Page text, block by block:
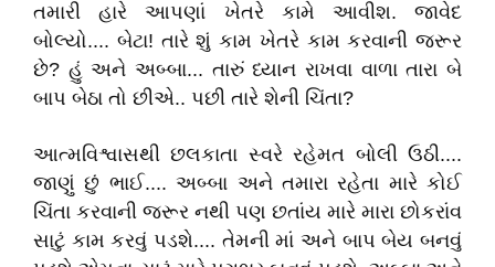
તમારી હારે આપણાં ખેતરે કામે આવીશ. જાવેદ
બોલ્યો.... બેટા! તારે શું કામ ખેતરે કામ કરવાની જરૂર
છે? હું અને અબ્બા... તારું ધ્યાન રાખવા વાળા તારા બે
બાપ બેઠા તો છીએ.. પછી તારે શેની ચિંતા?
આત્મવિશ્વાસથી છલકાતા સ્વરે રહેમત બોલી ઉઠી....
જાણું છું ભાઈ.... અબ્બા અને તમારા રહેતા મારે કોઈ
ચિંતા કરવાની જરૂર નથી પણ છતાંય મારે મારા છોકરાંવ
સાટું કામ કરવું પડશે.... તેમની માં અને બાપ બેય બનવું